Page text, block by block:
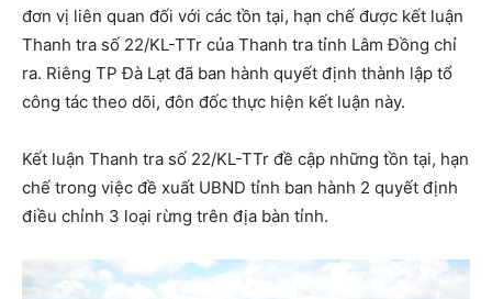
đơn vị liên quan đối với các tồn tại, hạn chế được kết luận
Thanh tra số 22/KL-TTr của Thanh tra tỉnh Lâm Đồng chỉ
ra. Riêng TP Đà Lạt đã ban hành quyết định thành lập tổ
công tác theo dõi, đôn đốc thực hiện kết luận này.
Kết luận Thanh tra số 22/KL-TTr đề cập những tồn tại, hạn
chế trong việc đề xuất UBND tỉnh ban hành 2 quyết định
điều chỉnh 3 loại rừng trên địa bàn tỉnh.